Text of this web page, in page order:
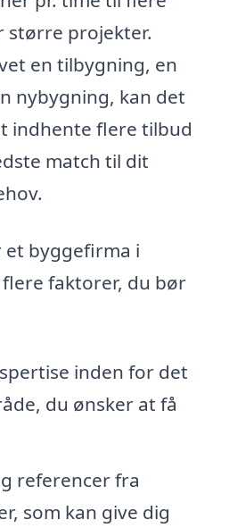
større projekter.
en tilbygning, en
nybygning, kan det
indhente flere tilbud
match til dit
et byggefirma i
faktorer, du bør
inden for det
du ønsker at få
referencer fra
som kan give dig